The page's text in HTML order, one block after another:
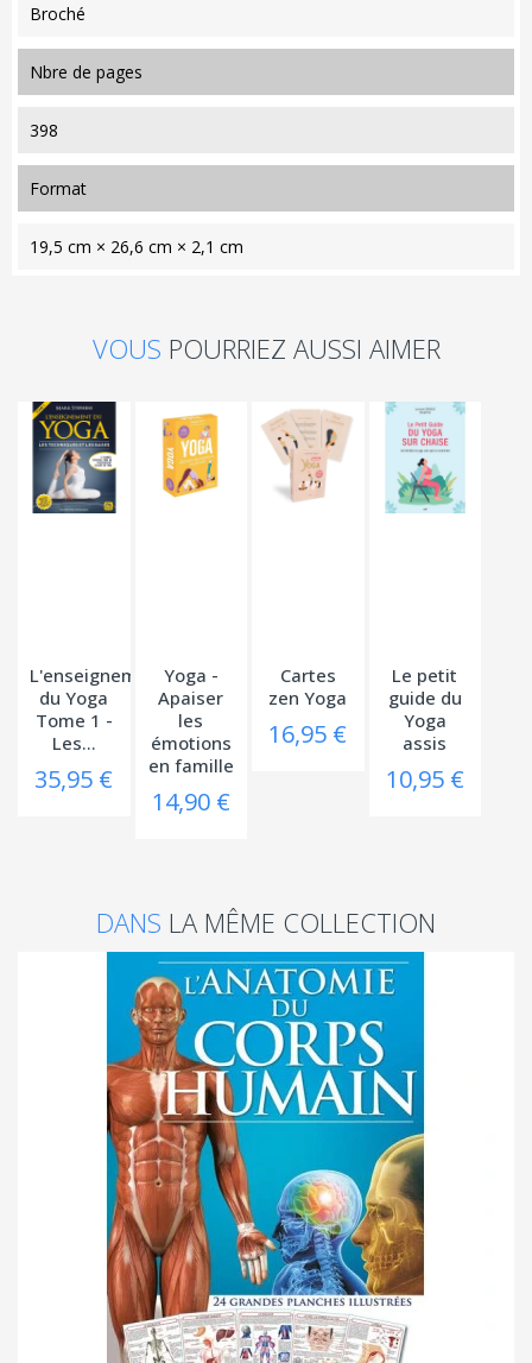
Broché
nbre de pages
398
format
19,5 cm × 26,6 cm × 2,1 cm
VOUS POURRIEZ AUSSI AIMER
L'enseignement
du Yoga
Tome 1 -
Les...
35,95 €
Yoga -
Apaiser
les
émotions
en famille
14,90 €
Cartes
zen Yoga
16,95 €
Le petit
guide du
Yoga
assis
10,95 €
DANS LA MÊME COLLECTION